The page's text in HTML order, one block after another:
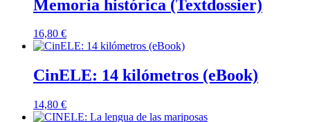
Memoria histórica (Textdossier)
16,80 €
CinELE: 14 kilómetros (eBook)
14,80 €